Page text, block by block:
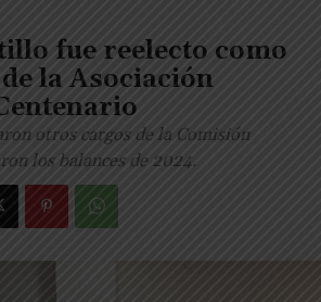
fue reelecto como
la Asociación
otros cargos de la Comisión
los balances de 2024.